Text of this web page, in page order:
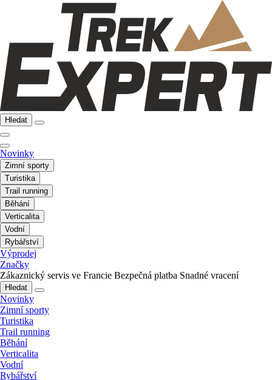
Hledat
Novinky
Zimní sporty
Turistika
Trail running
Běhání
Verticalita
Vodní
Rybářství
Výprodej
Značky
Zákaznický servis ve Francie Bezpečná platba Snadné vracení
Hledat
Novinky
Zimní sporty
Turistika
Trail running
Běhání
Verticalita
Vodní
Rybářství